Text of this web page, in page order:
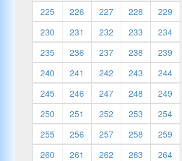
225
226 227 228
229
230
231 232 233
234
235
236 237 238
239
240
241 242 243
244
245
246 247 248
249
250
251 252 253
254
255
256 257 258
259
260
261 262 263
264